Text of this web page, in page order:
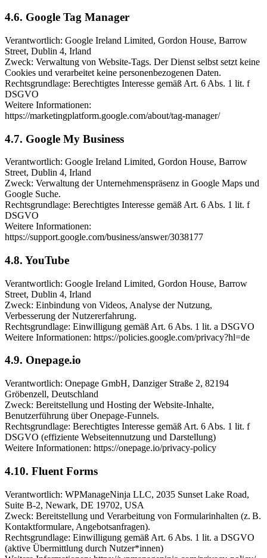
4.6. Google Tag Manager
Verantwortlich: Google Ireland Limited, Gordon House, Barrow
Street, Dublin 4, Irland
Zweck: Verwaltung von Website-Tags. Der Dienst selbst setzt keine
Cookies und verarbeitet keine personenbezogenen Daten.
Rechtsgrundlage: Berechtigtes Interesse gemäß Art. 6 Abs. 1 lit. f
DSGVO
Weitere Informationen:
https://marketingplatform.google.com/about/tag-manager/
4.7. Google My Business
Verantwortlich: Google Ireland Limited, Gordon House, Barrow
Street, Dublin 4, Irland
Zweck: Verwaltung der Unternehmenspräsenz in Google Maps und
Google Suche.
Rechtsgrundlage: Berechtigtes Interesse gemäß Art. 6 Abs. 1 lit. f
DSGVO
Weitere Informationen:
https://support.google.com/business/answer/3038177
4.8. YouTube
Verantwortlich: Google Ireland Limited, Gordon House, Barrow
Street, Dublin 4, Irland
Zweck: Einbindung von Videos, Analyse der Nutzung,
Verbesserung der Nutzererfahrung.
Rechtsgrundlage: Einwilligung gemäß Art. 6 Abs. 1 lit. a DSGVO
Weitere Informationen: https://policies.google.com/privacy?hl=de
4.9. Onepage.io
Verantwortlich: Onepage GmbH, Danziger Straße 2, 82194
Gröbenzell, Deutschland
Zweck: Bereitstellung und Hosting der Website-Inhalte,
Benutzerführung über Onepage-Funnels.
Rechtsgrundlage: Berechtigtes Interesse gemäß Art. 6 Abs. 1 lit. f
DSGVO (effiziente Webseitennutzung und Darstellung)
Weitere Informationen: https://onepage.io/privacy-policy
4.10. Fluent Forms
Verantwortlich: WPManageNinja LLC, 2035 Sunset Lake Road,
Suite B-2, Newark, DE 19702, USA
Zweck: Bereitstellung und Verarbeitung von Formularinhalten (z. B.
Kontaktformulare, Angebotsanfragen).
Rechtsgrundlage: Einwilligung gemäß Art. 6 Abs. 1 lit. a DSGVO
(aktive Übermittlung durch Nutzer*innen)